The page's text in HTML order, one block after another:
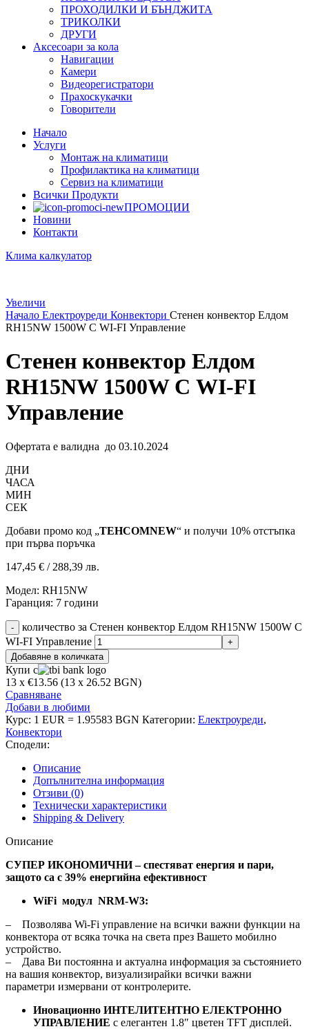
ПРОХОДИЛКИ И БЪНДЖИТА
ТРИКОЛКИ
ДРУГИ
Аксесоари за кола
Навигации
Камери
Видеорегистратори
Прахоскукачки
Говорители
Начало
Услуги
Монтаж на климатици
Профилактика на климатици
Сервиз на климатици
Всички Продукти
ПРОМОЦИИ
Новини
Контакти
Клима калкулатор
Увеличи
Начало Електроуреди Конвектори Стенен конвектор Елдом
RH15NW 1500W С WI-FI Управление
Стенен конвектор Елдом
RH15NW 1500W С WI-FI
Управление
Офертата е валидна до 03.10.2024
ДНИ
ЧАСА
МИН
СЕК
Добави промо код „TEHCOMNEW“ и получи 10% отстъпка
при първа поръчка
147,45 € / 288,39 лв.
Модел: RH15NW
Гаранция: 7 години
количество за Стенен конвектор Елдом RH15NW 1500W С
WI-FI Управление
Добавяне в количката
Купи с
13 x €13.56 (13 x 26.52 BGN)
Сравняване
Добави в любими
Курс: 1 EUR = 1.95583 BGN Категории: Електроуреди,
Конвектори
Сподели:
Описание
Допълнителна информация
Отзиви (0)
Технически характеристики
Shipping & Delivery
Описание
СУПЕР ИКОНОМИЧНИ – спестяват енергия и пари,
защото са с 39% енергийна ефективност
WiFi модул NRM-W3:
– Позволява Wi-Fi управление на всички важни функции на
конвектора от всяка точка на света през Вашето мобилно
устройство.
– Дава Ви постоянна и актуална информация за състоянието
на вашия конвектор, визуализирайки всички важни
параметри измервани от контролерите.
Иновационно ИНТЕЛИТЕНТНО ЕЛЕКТРОННО
УПРАВЛЕНИЕ с елегантен 1.8″ цветен TFT дисплей.